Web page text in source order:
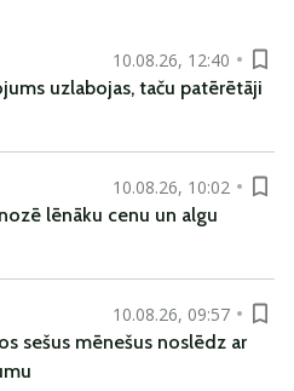
10.08.26, 12:40
uzlabojas, taču patērētāji
10.08.26, 10:02
lēnāku cenu un algu
10.08.26, 09:57
sešus mēnešus noslēdz ar